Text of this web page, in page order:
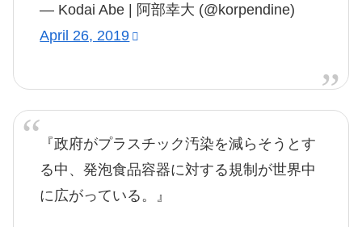
— Kodai Abe | 阿部幸大 (@korpendine)
April 26, 2019
『政府がプラスチック汚染を減らそうとす
る中、発泡食品容器に対する規制が世界中
に広がっている。』